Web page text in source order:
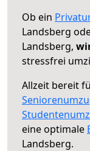
Ob ein
Landsberg
Landsberg,
stressfrei
Allzeit bereit
eine optimale
Landsberg.